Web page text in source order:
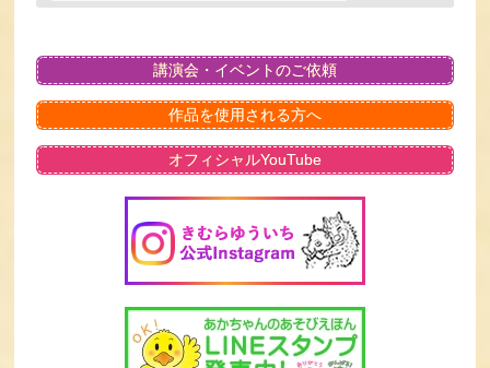
講演会・イベントのご依頼
作品を使用される方へ
オフィシャルYouTube